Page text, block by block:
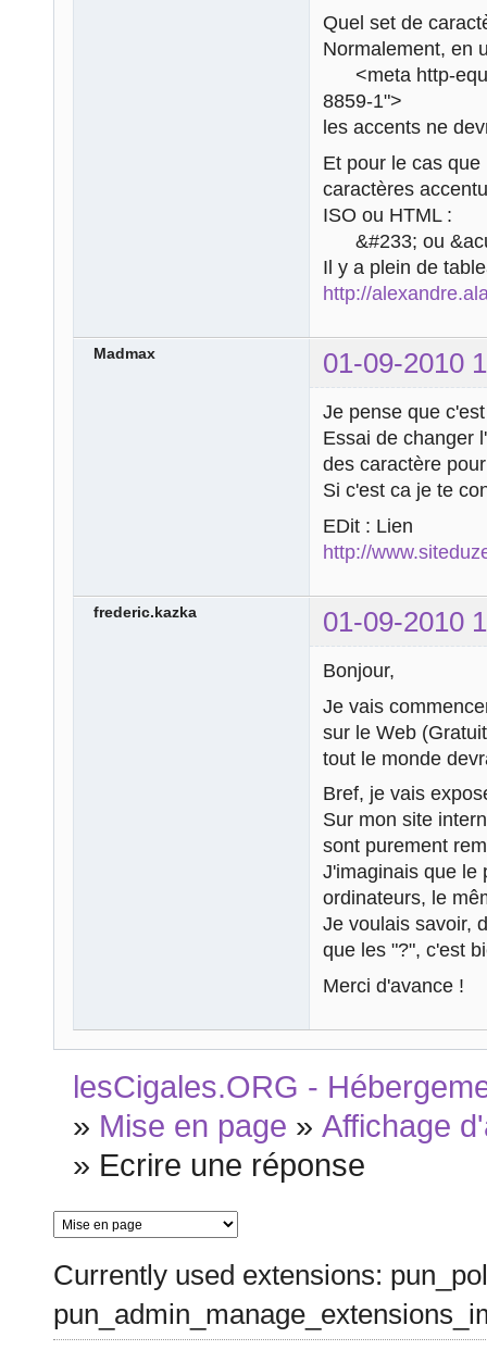
Quel set de
Normalement, en
<meta http-
8859-1">
les accents ne
Et pour le cas
caractères
ISO ou HTML :
&#233; ou
Il y a plein de
http://
Madmax 01-09-2010
Je pense que
Essai de changer
des caractère
Si c'est ca je te
EDit : Lien
http://
frederic.kazka 01-09-2010
Bonjour,
Je vais
sur le Web
tout le monde
Bref, je vais
Sur mon site
sont purement
J'imaginais que le
ordinateurs, le
Je voulais savoir,
que les "?", c'est
Merci d'avance !
lesCigales.ORG -
» Mise en page »Affichage
» Ecrire une réponse
Currently used extensions: